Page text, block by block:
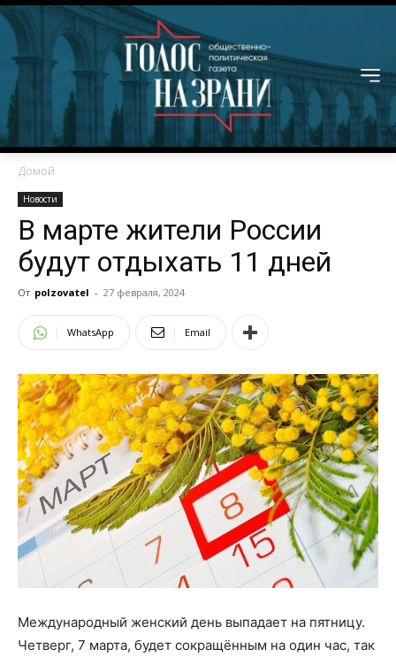
Домой
Новости
В марте жители России
будут отдыхать 11 дней
От polzovatel - 27 февраля, 2024
WhatsApp Email
Международный женский день выпадает на пятницу.
Четверг, 7 марта, будет сокращённым на один час, так